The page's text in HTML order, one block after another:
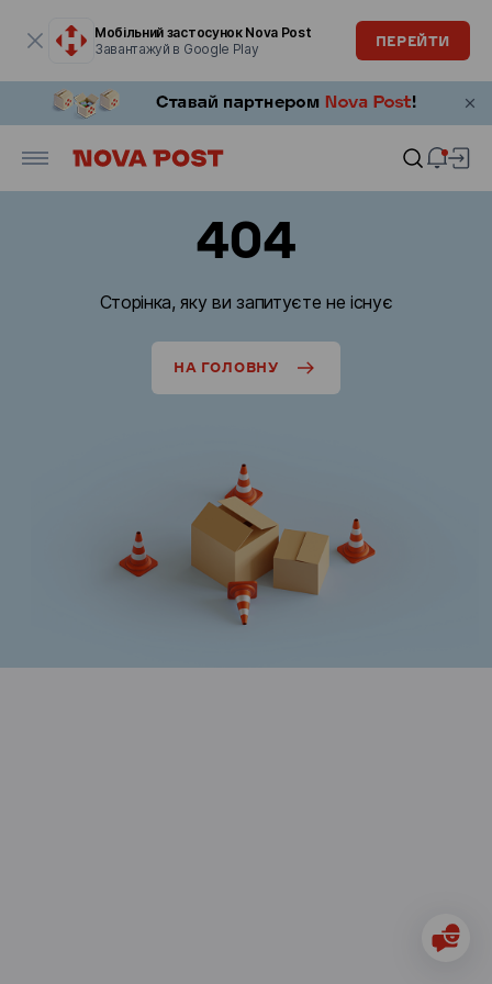
Мобільний застосунок Nova Post
Завантажуй в Google Play
ПЕРЕЙТИ
404
Сторінка, яку ви запитуєте не існує
НА ГОЛОВНУ